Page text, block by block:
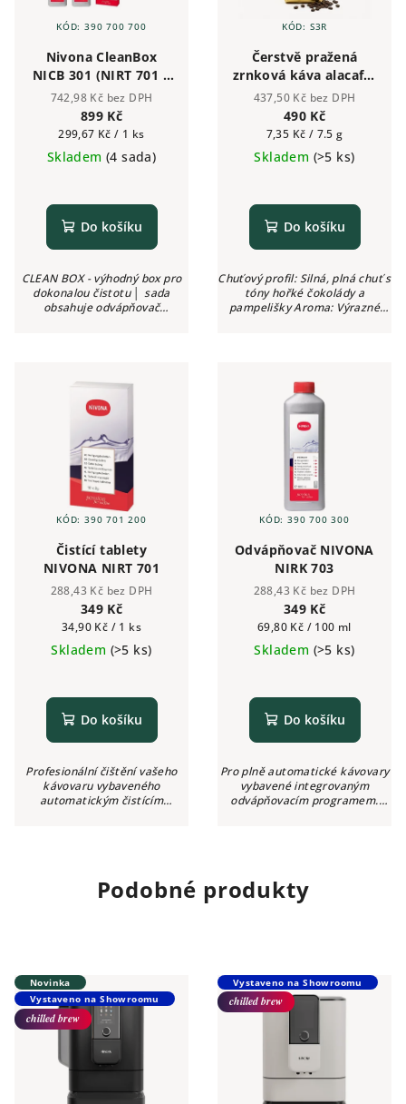
Nivona CleanBox
NICB 301 (NIRT 701 +
NIRK 703 + NICC 705)
sada na čištění
kávovarů
742,98 Kč bez DPH
899 Kč
Měrná
cena:
299,67 Kč / 1 ks
Skladem (4 sada)
Do košíku
CLEAN BOX - výhodný box pro
dokonalou čistotu │ sada
obsahuje odvápňovač
KÓD:390 700 700
Čerstvě pražená
zrnková káva alacaffé
GOLD 500g | Česká
pražírna
437,50 Kč bez DPH
490 Kč
Měrná
cena:
7,35 Kč / 7.5 g
Skladem (>5 ks)
Do košíku
Chuťový profil: Silná, plná chuť s
tóny hořké čokolády a
pampelišky Aroma: Výrazné
KÓD: S3R
Čistící tablety
NIVONA NIRT 701
288,43 Kč bez DPH
349 Kč
Měrná
cena:
34,90 Kč / 1 ks
Skladem (>5 ks)
Do košíku
Profesionální čištění vašeho
kávovaru vybaveného
automatickým čistícím
KÓD:390 701 200
Odvápňovač NIVONA
NIRK 703
288,43 Kč bez DPH
349 Kč
Měrná
cena:
69,80 Kč / 100 ml
Skladem (>5 ks)
Do košíku
Pro plně automatické kávovary
vybavené integrovaným
odvápňovacím programem.
KÓD:390 700 300
Podobné produkty
Novinka
Vystaveno na Showroomu
chilled brew
Vystaveno na Showroomu
chilled brew